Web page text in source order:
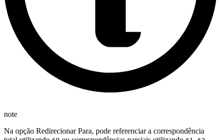
note
Na opção Redirecionar Para, pode referenciar a correspondência